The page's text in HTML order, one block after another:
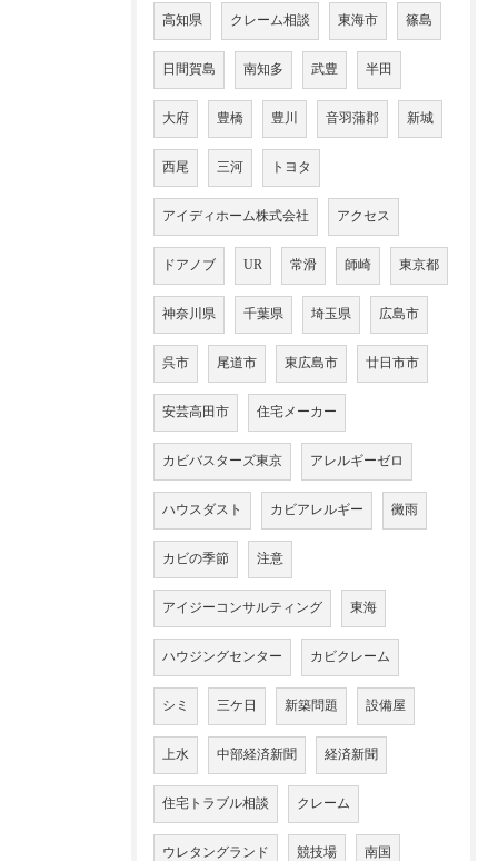
高知県 クレーム相談 東海市 篠島
日間賀島 南知多 武豊 半田
大府 豊橋 豊川 音羽蒲郡 新城
西尾 三河 トヨタ
アイディホーム株式会社 アクセス
ドアノブ UR 常滑 師崎 東京都
神奈川県 千葉県 埼玉県 広島市
呉市 尾道市 東広島市 廿日市市
安芸高田市 住宅メーカー
カビバスターズ東京 アレルギーゼロ
ハウスダスト カビアレルギー 黴雨
カビの季節 注意
アイジーコンサルティング 東海
ハウジングセンター カビクレーム
シミ 三ケ日 新築問題 設備屋
上水 中部経済新聞 経済新聞
住宅トラブル相談 クレーム
ウレタングランド 競技場 南国